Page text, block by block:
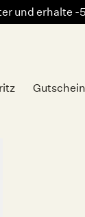
und erhalte -